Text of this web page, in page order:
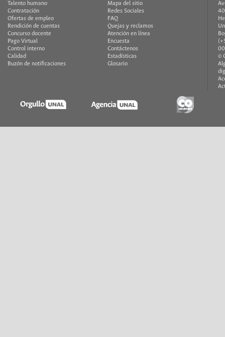
Talento humano
Contratación
Ofertas de empleo
Rendición de cuentas
Concurso docente
Pago Virtual
Control interno
Calidad
Buzón de notificaciones
Mapa del sitio
Redes Sociales
FAQ
Quejas y reclamos
Atención en línea
Encuesta
Contáctenos
Estadísticas
Glosario
©